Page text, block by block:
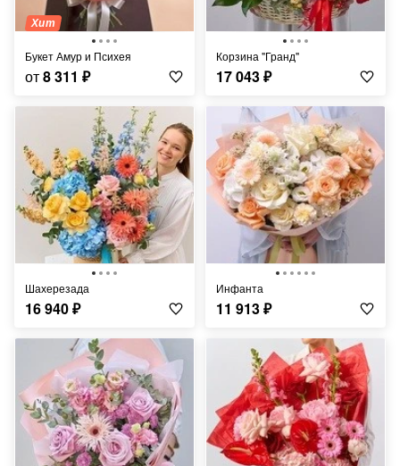
Хит
Букет Амур и Психея
от8 311 ₽
Корзина "Гранд"
17 043₽
Шахерезада
16 940₽
Инфанта
11 913₽